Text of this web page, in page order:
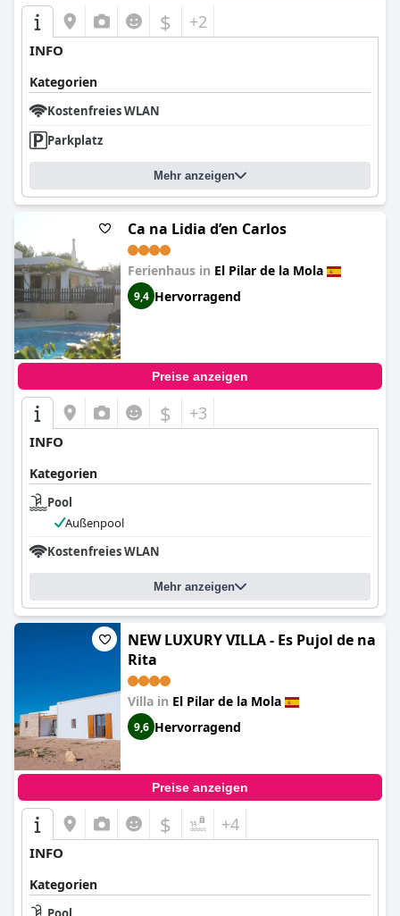
$ +2
INFO
Kategorien
Kostenfreies WLAN
Parkplatz
Mehr anzeigen
Ca na Lidia d’en Carlos
Ferienhaus in El Pilar de la Mola
9,4 Hervorragend
Preise anzeigen
$ +3
INFO
Kategorien
Pool
Außenpool
Kostenfreies WLAN
Mehr anzeigen
NEW LUXURY VILLA - Es Pujol de na
Rita
Villa in El Pilar de la Mola
9,6 Hervorragend
Preise anzeigen
$ +4
INFO
Kategorien